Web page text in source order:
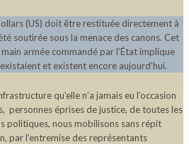
(US) doit être restituée directement à
soutirée sous la menace des canons. Cet
armée commandé par l’État implique
et existent encore aujourd’hui.
qu’elle n’a jamais eu l’occasion
personnes éprises de justice, de toutes les
politiques, nous mobilisons sans répit
par l’entremise des représentants